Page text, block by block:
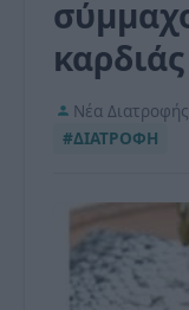
καρδιάς
Νέα Διατροφής
#ΔΙΑΤΡΟΦΗ